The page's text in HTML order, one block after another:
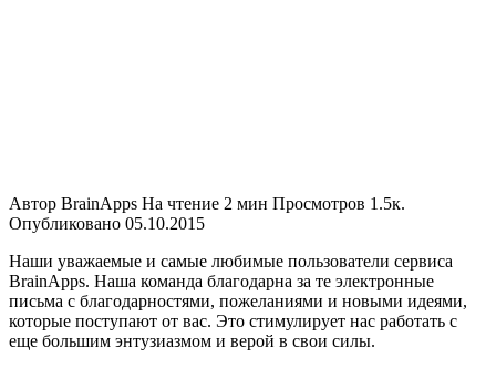
Автор BrainApps На чтение 2 мин Просмотров 1.5к.
Опубликовано 05.10.2015
Наши уважаемые и самые любимые пользователи сервиса
BrainApps. Наша команда благодарна за те электронные
письма с благодарностями, пожеланиями и новыми идеями,
которые поступают от вас. Это стимулирует нас работать с
еще большим энтузиазмом и верой в свои силы.